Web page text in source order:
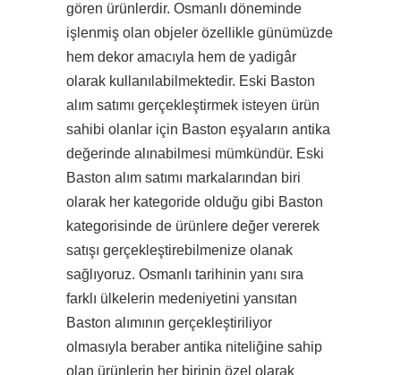
gören ürünlerdir. Osmanlı döneminde
işlenmiş olan objeler özellikle günümüzde
hem dekor amacıyla hem de yadigâr
olarak kullanılabilmektedir. Eski Baston
alım satımı gerçekleştirmek isteyen ürün
sahibi olanlar için Baston eşyaların antika
değerinde alınabilmesi mümkündür. Eski
Baston alım satımı markalarından biri
olarak her kategoride olduğu gibi Baston
kategorisinde de ürünlere değer vererek
satışı gerçekleştirebilmenize olanak
sağlıyoruz. Osmanlı tarihinin yanı sıra
farklı ülkelerin medeniyetini yansıtan
Baston alımının gerçekleştiriliyor
olmasıyla beraber antika niteliğine sahip
olan ürünlerin her birinin özel olarak